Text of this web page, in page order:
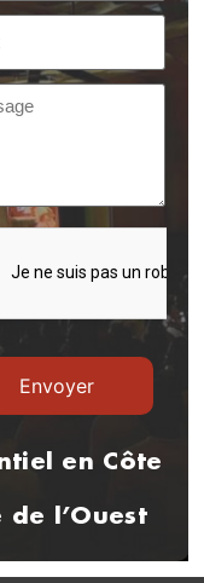
en Côte
l’Ouest